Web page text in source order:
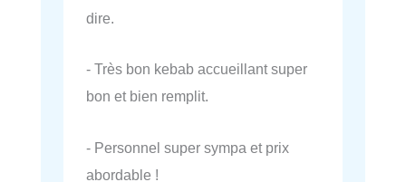
dire.
- Très bon kebab accueillant super
bon et bien remplit.
- Personnel super sympa et prix
abordable !